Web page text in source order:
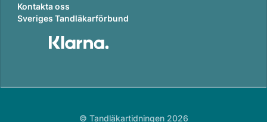
Kontakta oss
Sveriges Tandläkarförbund
© Tandläkartidningen 2026